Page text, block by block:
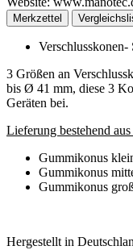
Merkzettel
3 Größen an
bis Ø 41 mm, diese 3
Geräten bei.
Lieferung bestehend
Gummikonus
Gummikonus
Gummikonus
Hergestellt in